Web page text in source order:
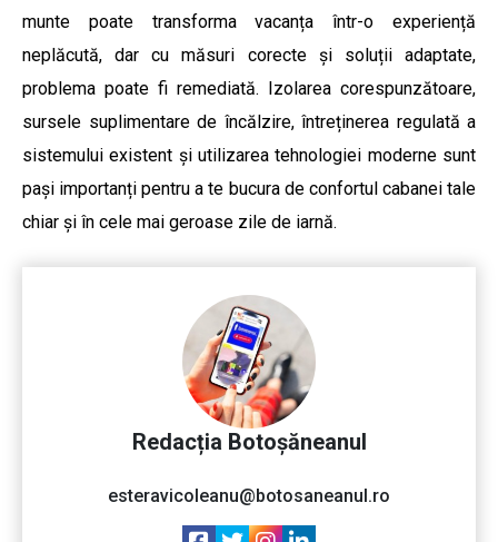
munte poate transforma vacanța într-o experiență
neplăcută, dar cu măsuri corecte și soluții adaptate,
problema poate fi remediată. Izolarea corespunzătoare,
sursele suplimentare de încălzire, întreținerea regulată a
sistemului existent și utilizarea tehnologiei moderne sunt
pași importanți pentru a te bucura de confortul cabanei tale
chiar și în cele mai geroase zile de iarnă.
Redacția Botoșăneanul
esteravicoleanu@botosaneanul.ro